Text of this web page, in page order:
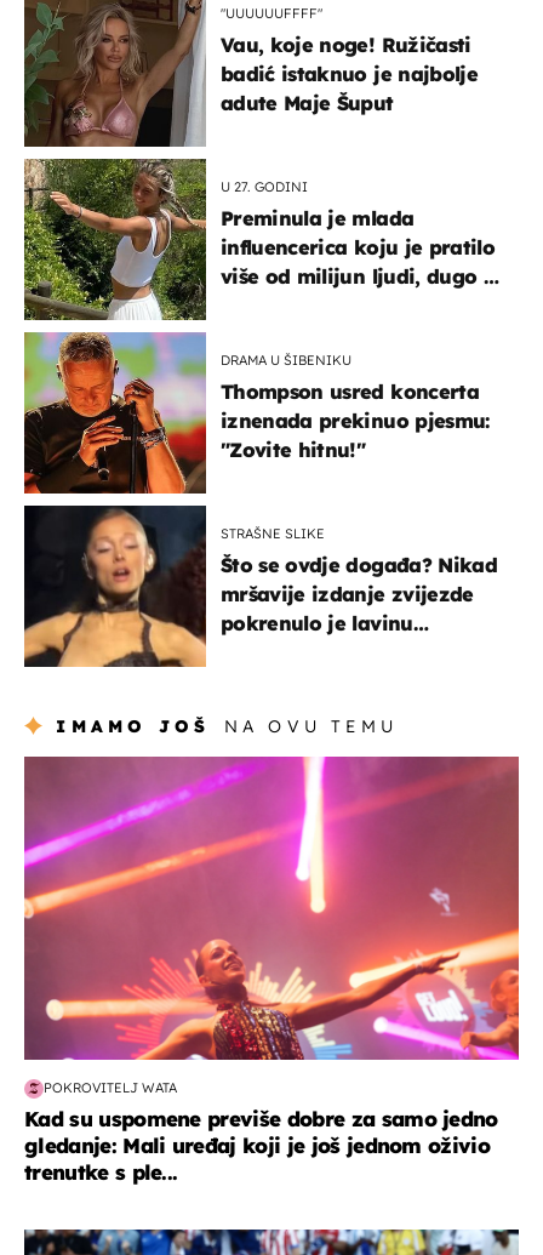
"UUUUUUFFFF"
Vau, koje noge! Ružičasti
badić istaknuo je najbolje
adute Maje Šuput
U 27. GODINI
Preminula je mlada
influencerica koju je pratilo
više od milijun ljudi, dugo se
DRAMA U ŠIBENIKU
Thompson usred koncerta
iznenada prekinuo pjesmu:
"Zovite hitnu!"
STRAŠNE SLIKE
Što se ovdje događa? Nikad
mršavije izdanje zvijezde
pokrenulo je lavinu
IMAMO JOŠ NA OVU TEMU
POKROVITELJ WATA
Kad su uspomene previše dobre za samo jedno
gledanje: Mali uređaj koji je još jednom oživio
trenutke s ple...
svjetsko prvenstvo 2026